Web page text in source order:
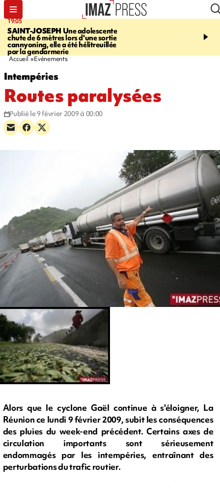
19:05
SAINT-JOSEPH Une adolescente
chute de 6 mètres lors d'une sortie
cannyoning, elle a été hélitreuillée
par la gendarmerie
20:44
rouée de coups,
Accueil Evénements
Intempéries
Routes paralysées
Publié le 9 février 2009 à 00:00
Alors que le cyclone Gaël continue à s'éloigner, La
Réunion ce lundi 9 février 2009, subit les conséquences
des pluies du week-end précédent. Certains axes de
circulation importants sont sérieusement
endommagés par les intempéries, entraînant des
perturbations du trafic routier.